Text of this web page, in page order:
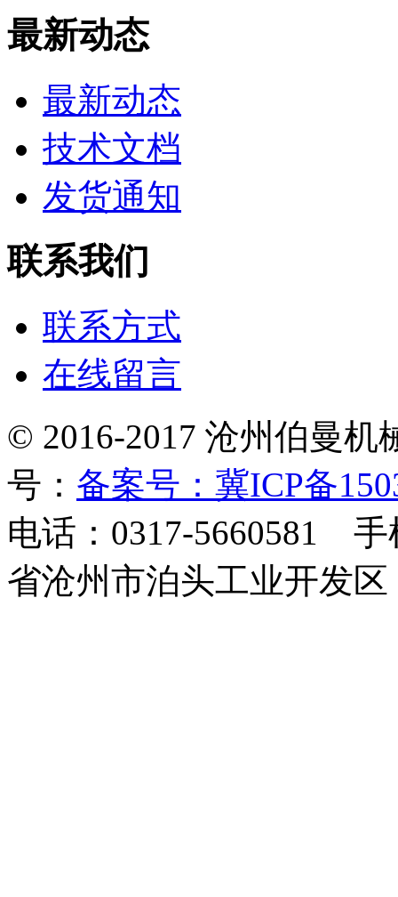
最新动态
最新动态
技术文档
发货通知
联系我们
联系方式
在线留言
© 2016-2017 沧州伯曼
号： 备案号：冀ICP备
电话：0317-5660581
省沧州市泊头工业开发区